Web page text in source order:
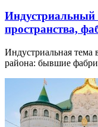
пространства,
Индустриальная
района: бывшие